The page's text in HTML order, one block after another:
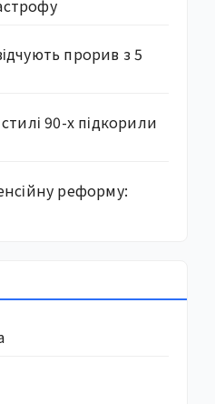
прорив з 5
90-х підкорили
реформу: